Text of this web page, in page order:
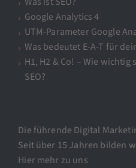
Google Analytics 4
UTM-Parameter Google
Was bedeutet E-A-T für
H1, H2 & Co! – Wie
SEO?
Die führende Digital
Seit über 15 Jahren bilden
Hier mehr zu uns